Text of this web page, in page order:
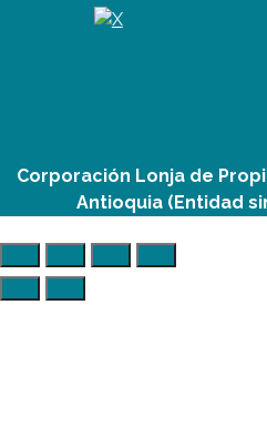
Corporación Lonja de
Antioquia (Entidad